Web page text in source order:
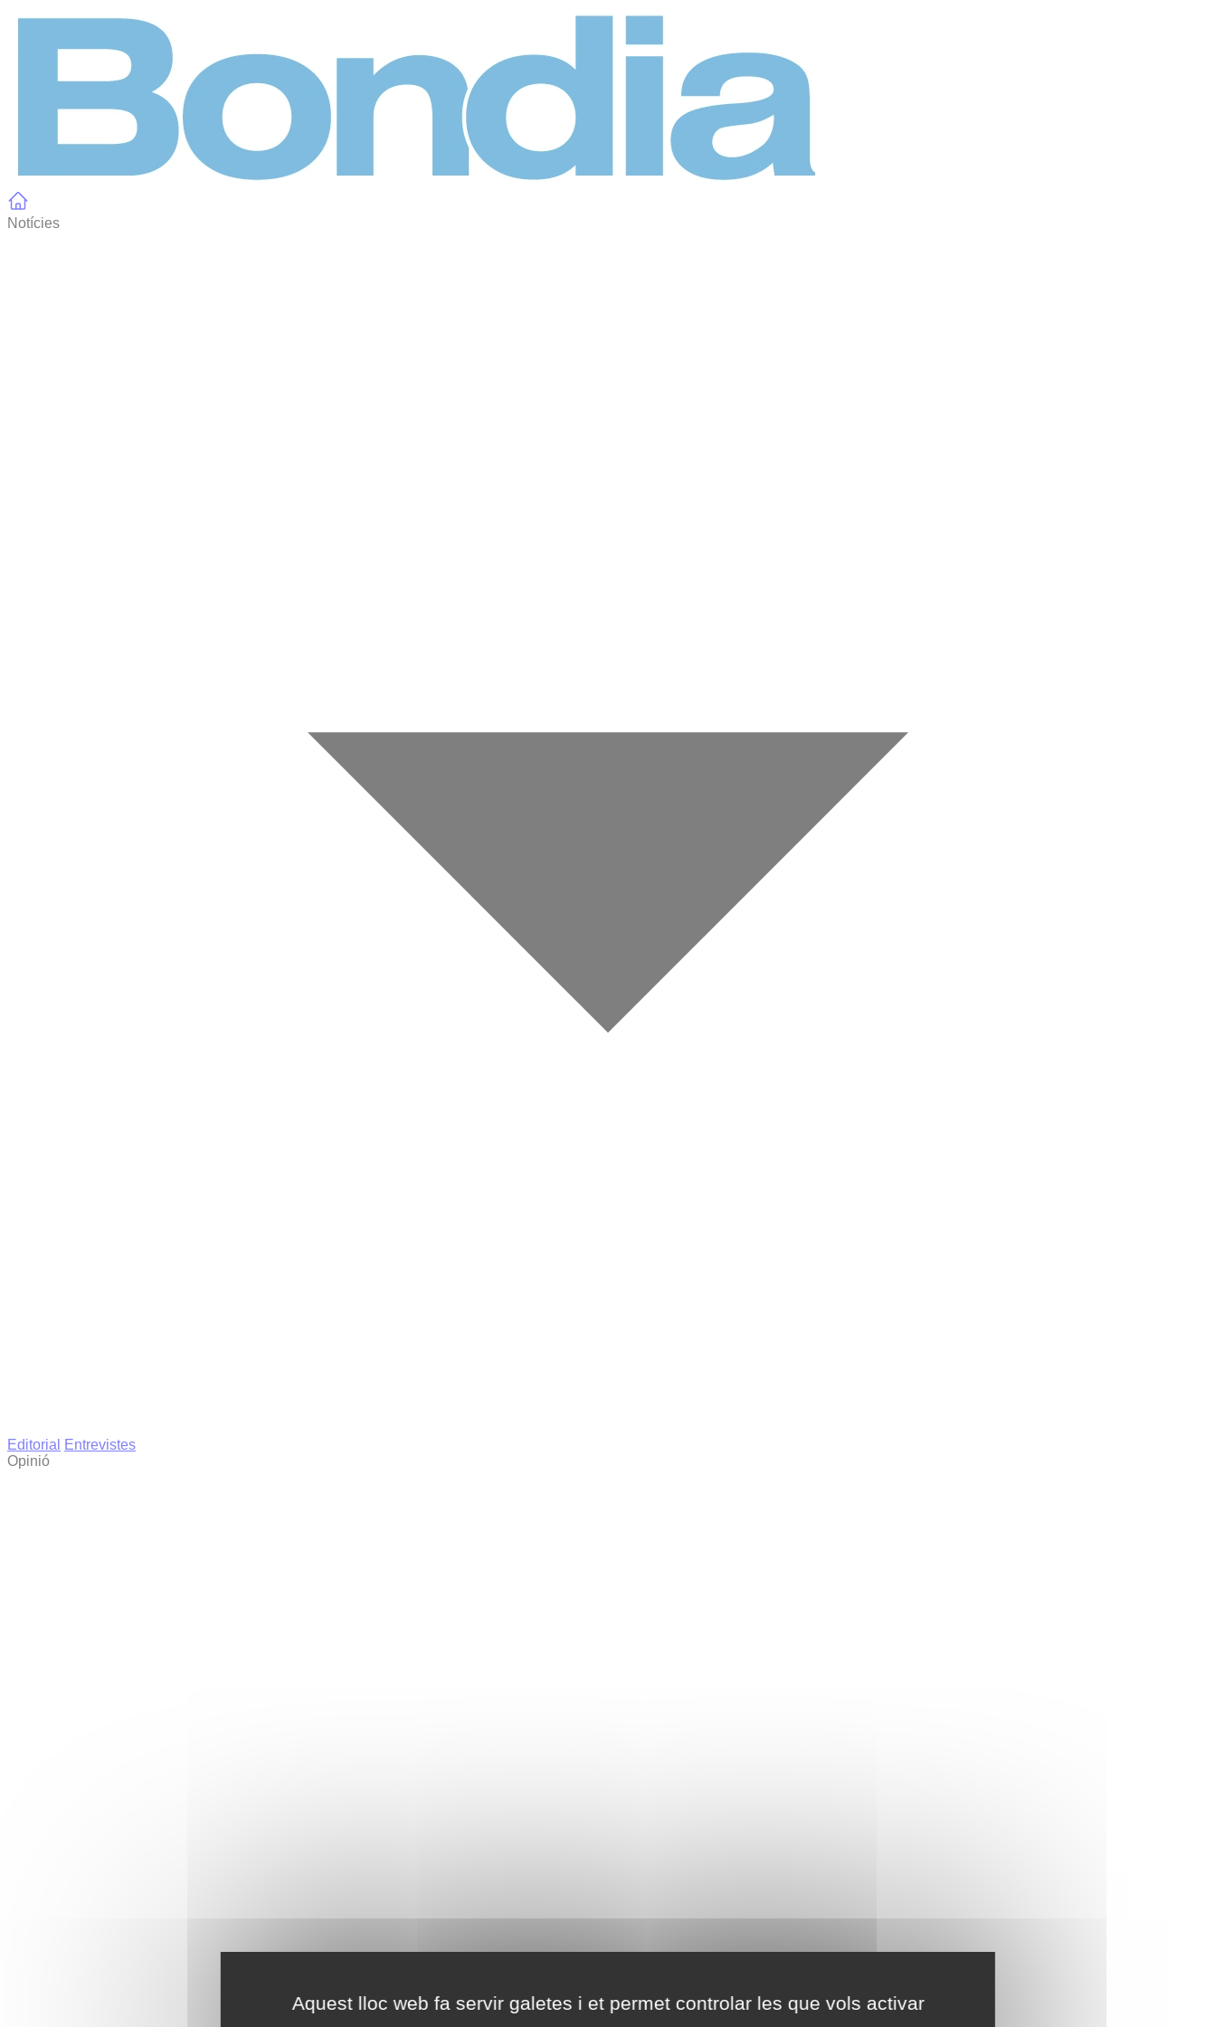
Aquest lloc web fa servir galetes i et permet controlar les que vols activar
Notícies
Editorial
Entrevistes
Opinió